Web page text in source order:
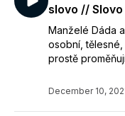
slovo // Slovo
Manželé Dáda
osobní,
prostě
December 10,